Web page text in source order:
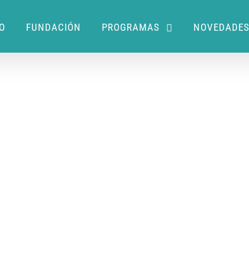
FUNDACIÓN PROGRAMAS NOVEDADES